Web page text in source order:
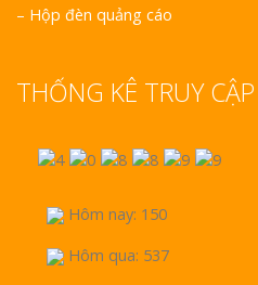
– Hộp đèn quảng cáo
THỐNG KÊ TRUY CẬP
Hôm nay: 150
Hôm qua: 537